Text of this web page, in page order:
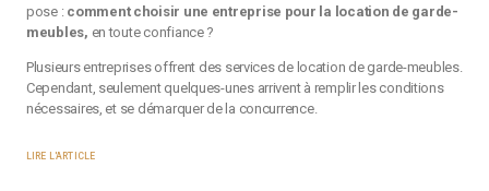
pose : comment choisir une entreprise pour la location de garde-
meubles, en toute confiance ?
Plusieurs entreprises offrent des services de location de garde-meubles.
Cependant, seulement quelques-unes arrivent à remplir les conditions
nécessaires, et se démarquer de la concurrence.
LIRE L'ARTICLE